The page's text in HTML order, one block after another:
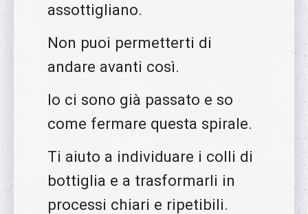
assottigliano.
Non puoi permetterti di
andare avanti così.
Io ci sono già passato e so
come fermare questa spirale.
Ti aiuto a individuare i colli di
bottiglia e a trasformarli in
processi chiari e ripetibili.